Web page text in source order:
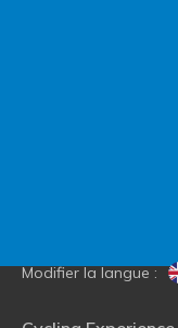
Modifier la langue :